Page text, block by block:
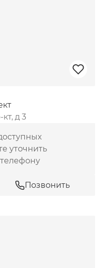
д 3
уточнить
Позвонить